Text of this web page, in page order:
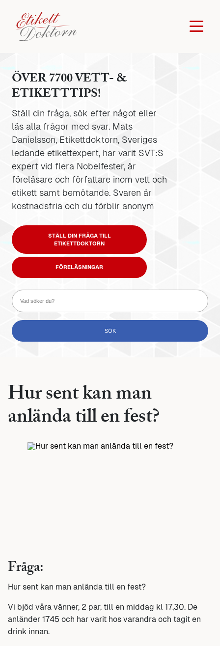
ÖVER 7700 VETT- &
ETIKETTTIPS!
Ställ din fråga, sök efter något eller
läs alla frågor med svar. Mats
Danielsson, Etikettdoktorn, Sveriges
ledande etikettexpert, har varit SVT:S
expert vid flera Nobelfester, är
föreläsare och författare inom vett och
etikett samt bemötande. Svaren är
kostnadsfria och du förblir anonym
STÄLL DIN FRÅGA TILL
ETIKETTDOKTORN
FÖRELÄSNINGAR
Hur sent kan man
anlända till en fest?
Fråga:
Hur sent kan man anlända till en fest?
Vi bjöd våra vänner, 2 par, till en middag kl 17,30. De
anländer 1745 och har varit hos varandra och tagit en
drink innan.